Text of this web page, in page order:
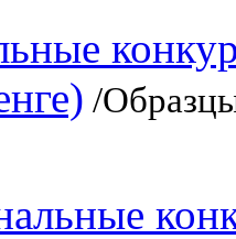
/